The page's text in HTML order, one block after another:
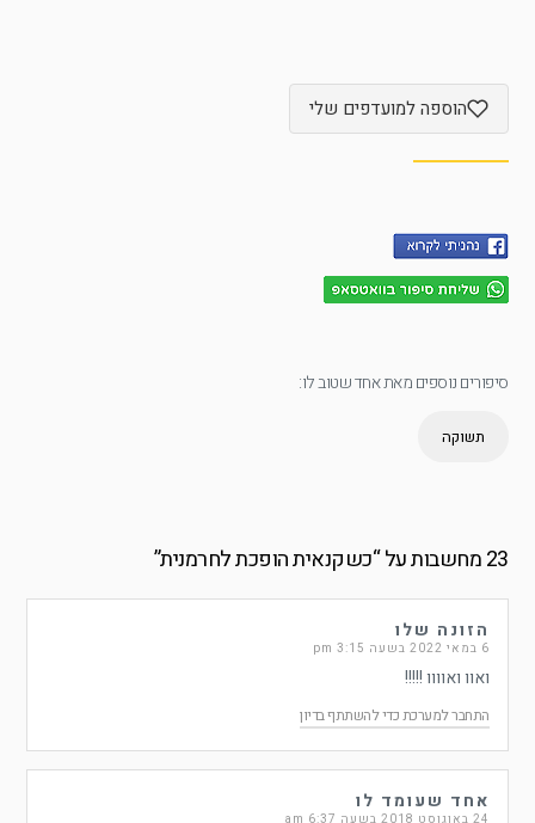
הוספה למועדפים שלי
סיפורים נוספים מאת אחד שטוב לו:
תשוקה
23 מחשבות על “ כשקנאית הופכת לחרמנית”
הזונה שלו
6 במאי 2022 בשעה 3:15 pm
ואוו ואוווו !!!!!
התחבר למערכת כדי להשתתף בדיון
אחד שעומד לו
24 באוגוסט 2018 בשעה 6:37 am